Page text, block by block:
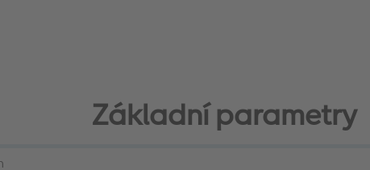
Základní parametry